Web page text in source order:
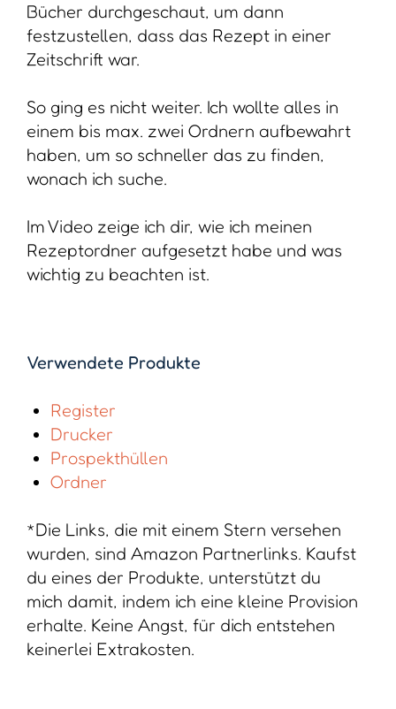
Bücher durchgeschaut, um dann
festzustellen, dass das Rezept in einer
Zeitschrift war.
So ging es nicht weiter. Ich wollte alles in
einem bis max. zwei Ordnern aufbewahrt
haben, um so schneller das zu finden,
wonach ich suche.
Im Video zeige ich dir, wie ich meinen
Rezeptordner aufgesetzt habe und was
wichtig zu beachten ist.
Verwendete Produkte
Register
Drucker
Prospekthüllen
Ordner
*Die Links, die mit einem Stern versehen
wurden, sind Amazon Partnerlinks. Kaufst
du eines der Produkte, unterstützt du
mich damit, indem ich eine kleine Provision
erhalte. Keine Angst, für dich entstehen
keinerlei Extrakosten.